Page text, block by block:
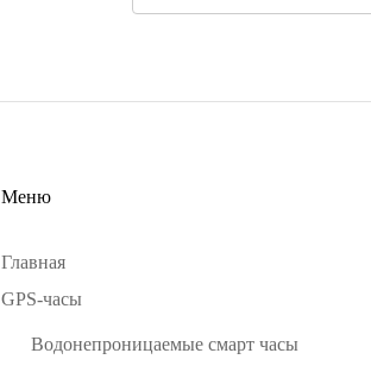
Меню
Главная
GPS-часы
Водонепроницаемые смарт часы